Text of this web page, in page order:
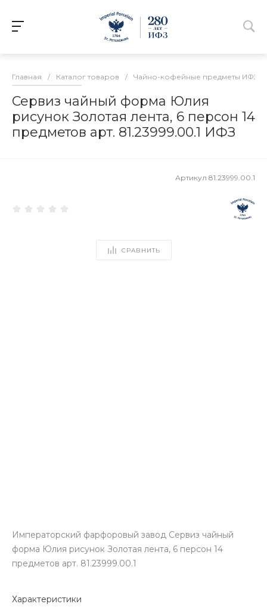
Главная / Каталог товаров / Чайно-кофейные предметы ИФЗ
Сервиз чайный форма Юлия
рисунок Золотая лента, 6 персон 14
предметов арт. 81.23999.00.1 ИФЗ
Артикул 81.23999.00.1
СРАВНИТЬ
Императорский фарфоровый завод Сервиз чайный
форма Юлия рисунок Золотая лента, 6 персон 14
предметов арт. 81.23999.00.1
Характеристики